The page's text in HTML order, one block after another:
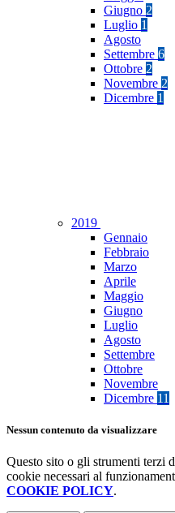
Giugno 2
Luglio 1
Agosto
Settembre 6
Ottobre 2
Novembre 2
Dicembre 1
2019
Gennaio
Febbraio
Marzo
Aprile
Maggio
Giugno
Luglio
Agosto
Settembre
Ottobre
Novembre
Dicembre 11
Nessun contenuto da visualizzare
Questo sito o gli strumenti terzi
cookie necessari al
COOKIE POLICY.